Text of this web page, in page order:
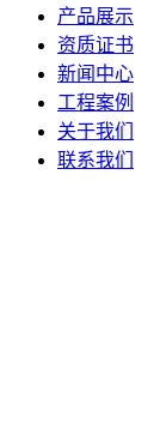
产品展示
资质证书
新闻中心
工程案例
关于我们
联系我们